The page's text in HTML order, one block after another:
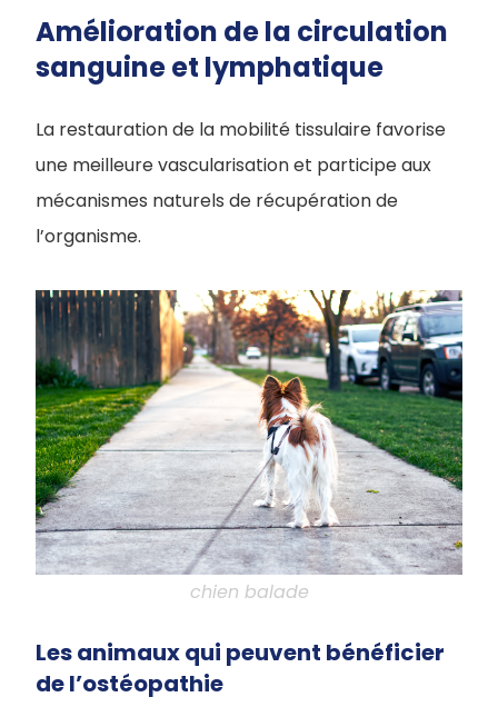
Amélioration de la circulation
sanguine et lymphatique
La restauration de la mobilité tissulaire favorise
une meilleure vascularisation et participe aux
mécanismes naturels de récupération de
l’organisme.
chien balade
Les animaux qui peuvent bénéficier
de l’ostéopathie